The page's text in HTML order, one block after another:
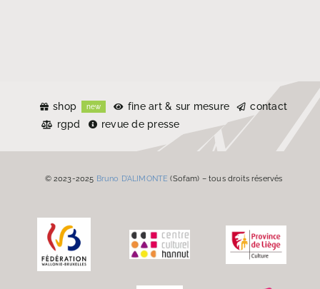
shop new fine art & sur mesure
contact
rgpd
revue de presse
© 2023-2025 Bruno D’ALIMONTE (Sofam) – tous droits réservés